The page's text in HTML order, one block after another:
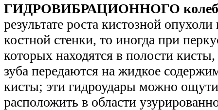
ГИДРОВИБРАЦИОННОГО
результате роста кистозной
костной стенки, то иногда при
которых находятся в полости
зуба передаются на жидкое
кисты; эти гидроудары можно
расположить в области